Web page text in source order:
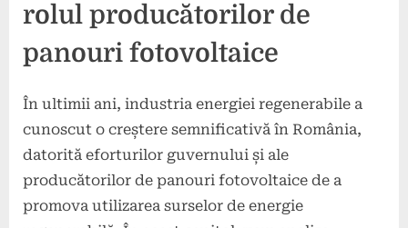
rolul producătorilor de
panouri fotovoltaice
În ultimii ani, industria energiei regenerabile a
cunoscut o creștere semnificativă în România,
datorită eforturilor guvernului și ale
producătorilor de panouri fotovoltaice de a
promova utilizarea surselor de energie